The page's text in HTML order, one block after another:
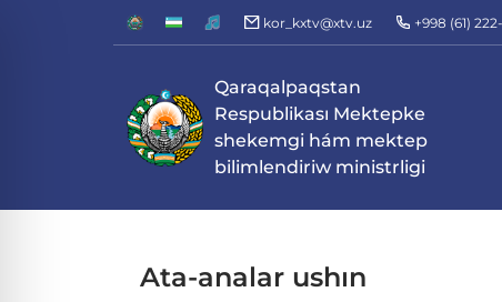
kor_kxtv@xtv.uz +998 (61)
Qaraqalpaqstan
Respublikası Mektepke
shekemgi hám mektep
bilimlendiriw ministrligi
Ata-analar ushın